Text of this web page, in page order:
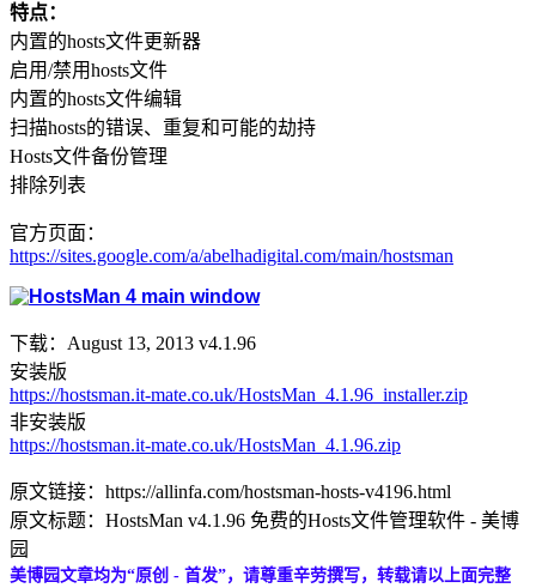
特点：
内置的hosts文件更新器
启用/禁用hosts文件
内置的hosts文件编辑
扫描hosts的错误、重复和可能的劫持
Hosts文件备份管理
排除列表
官方页面：
https://sites.google.com/a/abelhadigital.com/main/hostsman
下载：August 13, 2013 v4.1.96
安装版
https://hostsman.it-mate.co.uk/HostsMan_4.1.96_installer.zip
非安装版
https://hostsman.it-mate.co.uk/HostsMan_4.1.96.zip
原文链接：https://allinfa.com/hostsman-hosts-v4196.html
原文标题：HostsMan v4.1.96 免费的Hosts文件管理软件 - 美博
园
美博园文章均为“原创 - 首发”，请尊重辛劳撰写，转载请以上面完整